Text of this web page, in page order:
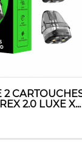
2
2.0 LUXE X...